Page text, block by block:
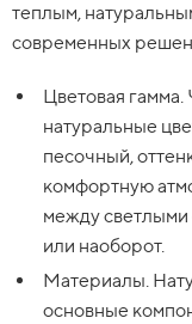
теплым,
современных
Цветовая
натуральные
песочный,
комфортную
между
или наоборот.
Материалы.
основные